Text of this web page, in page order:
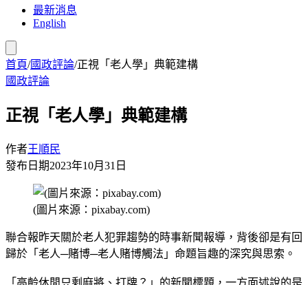
最新消息
English
首頁/國政評論/正視「老人學」典範建構
國政評論
正視「老人學」典範建構
作者王順民
發布日期2023年10月31日
(圖片來源：pixabay.com)
聯合報昨天關於老人犯罪趨勢的時事新聞報導，背後卻是有回
歸於「老人─賭博─老人賭博觸法」命題旨趣的深究與思索。
「高齡休閒只剩麻將、打牌？」的新聞標題，一方面述說的是